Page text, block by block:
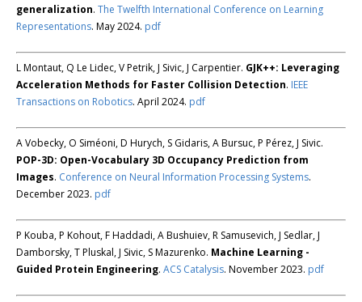
generalization. The Twelfth International Conference on Learning
Representations. May 2024. pdf
L Montaut, Q Le Lidec, V Petrik, J Sivic, J Carpentier. GJK++: Leveraging
Acceleration Methods for Faster Collision Detection. IEEE
Transactions on Robotics. April 2024. pdf
A Vobecky, O Siméoni, D Hurych, S Gidaris, A Bursuc, P Pérez, J Sivic.
POP-3D: Open-Vocabulary 3D Occupancy Prediction from
Images. Conference on Neural Information Processing Systems.
December 2023. pdf
P Kouba, P Kohout, F Haddadi, A Bushuiev, R Samusevich, J Sedlar, J
Damborsky, T Pluskal, J Sivic, S Mazurenko. Machine Learning -
Guided Protein Engineering. ACS Catalysis. November 2023. pdf